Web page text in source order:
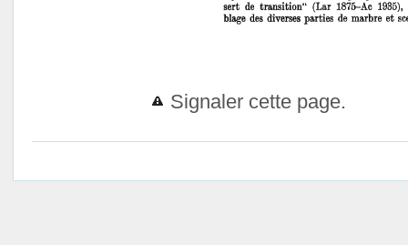
Signaler cette page.